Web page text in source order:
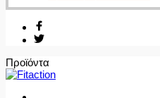
Προϊόντα